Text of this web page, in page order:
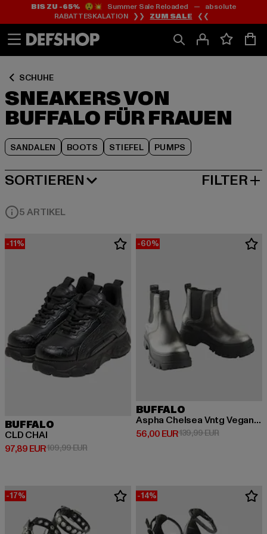
Zum
Inhalt
springen
Zum
Fußzeile
springen
BIS ZU -65%😲💥 Summer Sale Reloaded — absolute
RABATTESKALATION ❯❯ ZUM SALE ❮❮
SCHUHE
SNEAKERS VON
BUFFALO FÜR FRAUEN
SANDALEN BOOTS STIEFEL PUMPS
Zum
Produktraster
springen
SORTIEREN
BELIEBTESTE FILTER
5 ARTIKEL
-11%
BUFFALO
CLD CHAI
97,89 EUR
Derzeitiger Preis: 97,89 EUR
109,99 EURAktionspreis: 109,99 EUR
-60%
BUFFALO
Aspha Chelsea Vntg Vegan Nappa
56,00 EUR
Derzeitiger Preis: 56,00 EUR
139,99 EURAktionspreis:
-17% -14%